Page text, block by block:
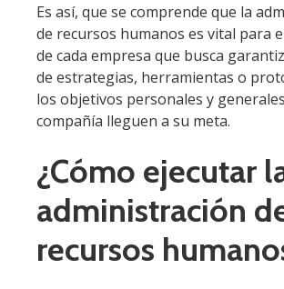
Es así, que se comprende que la
de recursos humanos es vital para
de cada empresa que busca
de estrategias, herramientas o
los objetivos personales y
compañía lleguen a su meta.
¿Cómo ejecutar
administración
recursos